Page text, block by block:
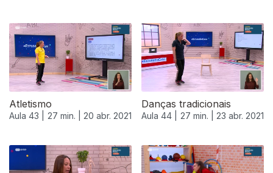
Atletismo
Aula 43 | 27 min. | 20 abr. 2021
Danças tradicionais
Aula 44 | 27 min. | 23 abr. 2021